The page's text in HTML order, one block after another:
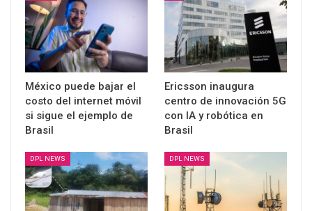
México puede bajar el
costo del internet móvil
si sigue el ejemplo de
Brasil
Ericsson inaugura
centro de innovación 5G
con IA y robótica en
Brasil
DPL NEWS DPL NEWS